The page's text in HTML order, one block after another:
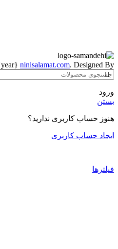
ninisalamat.com. Designed By
ورود
بستن
هنوز حساب کاربری ندارید؟
ایجاد حساب کاربری
فیلترها